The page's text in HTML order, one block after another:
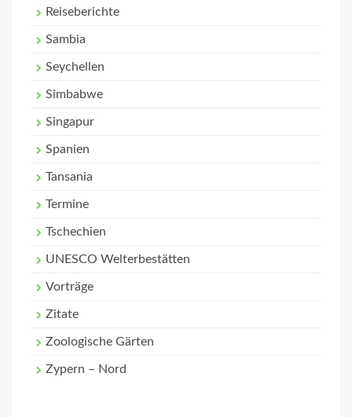
Reiseberichte
Sambia
Seychellen
Simbabwe
Singapur
Spanien
Tansania
Termine
Tschechien
UNESCO Welterbestätten
Vorträge
Zitate
Zoologische Gärten
Zypern – Nord